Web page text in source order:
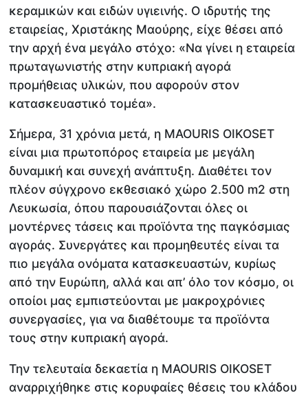
κεραμικών και ειδών υγιεινής. Ο ιδρυτής της
εταιρείας, Χριστάκης Μαούρης, είχε θέσει από
την αρχή ένα μεγάλο στόχο: «Να γίνει η εταιρεία
πρωταγωνιστής στην κυπριακή αγορά
προμήθειας υλικών, που αφορούν στον
κατασκευαστικό τομέα».
Σήμερα, 31 χρόνια μετά, η MAOURIS OIKOSET
είναι μια πρωτοπόρος εταιρεία με μεγάλη
δυναμική και συνεχή ανάπτυξη. Διαθέτει τον
πλέον σύγχρονο εκθεσιακό χώρο 2.500 m2 στη
Λευκωσία, όπου παρουσιάζονται όλες οι
μοντέρνες τάσεις και προϊόντα της παγκόσμιας
αγοράς. Συνεργάτες και προμηθευτές είναι τα
πιο μεγάλα ονόματα κατασκευαστών, κυρίως
από την Ευρώπη, αλλά και απ’ όλο τον κόσμο, οι
οποίοι μας εμπιστεύονται με μακροχρόνιες
συνεργασίες, για να διαθέτουμε τα προϊόντα
τους στην κυπριακή αγορά.
Την τελευταία δεκαετία η MAOURIS OIKOSET
αναρριχήθηκε στις κορυφαίες θέσεις του κλάδου